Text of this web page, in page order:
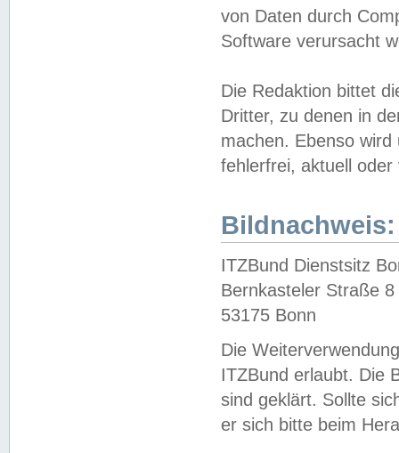
von Daten durch
Software verursacht
Die Redaktion bittet
Dritter, zu denen in
machen. Ebenso
fehlerfrei, aktuell oder
Bildnachweis:
ITZBund Dienstsitz
Bernkasteler Straße 8
53175 Bonn
Die
ITZBund erlaubt. Die
sind geklärt. Sollte
er sich bitte beim